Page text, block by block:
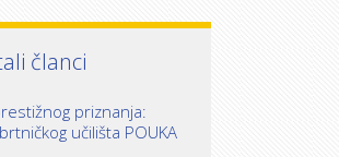
članci
priznanja:
učilišta POUKA